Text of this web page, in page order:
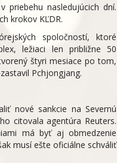
priebehu nasledujúcich dní.
krokov KĽDR.
spoločností, ktoré
ležiaci len približne 50
štyri mesiace po tom,
Pchjongjang.
nové sankcie na Severnú
citovala agentúra Reuters.
má byť aj obmedzenie
musí ešte oficiálne schváliť